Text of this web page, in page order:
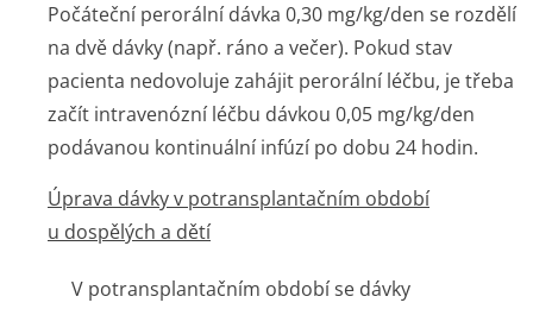
Počáteční perorální dávka 0,30 mg/kg/den se rozdělí
na dvě dávky (např. ráno a večer). Pokud stav
pacienta nedovoluje zahájit perorální léčbu, je třeba
začít intravenózní léčbu dávkou 0,05 mg/kg/den
podávanou kontinuální infúzí po dobu 24 hodin.
Úprava dávky v potransplantačním období
u dospělých a dětí
V potransplantačním období se dávky